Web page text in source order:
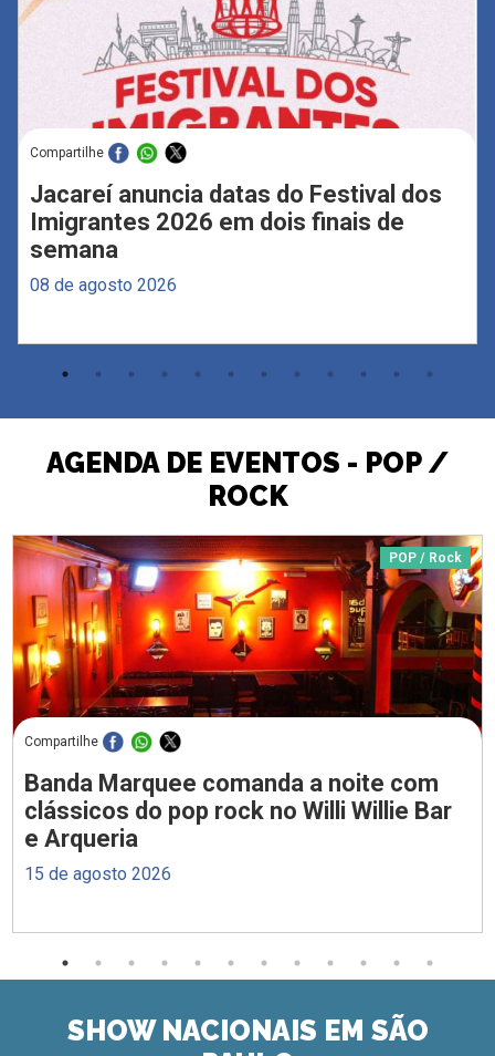
Compartilhe
Jacareí anuncia datas do Festival dos
Imigrantes 2026 em dois finais de
semana
08 de agosto 2026
AGENDA DE EVENTOS - POP /
ROCK
POP / Rock
Compartilhe
Banda Marquee comanda a noite com
clássicos do pop rock no Willi Willie Bar
e Arqueria
15 de agosto 2026
SHOW NACIONAIS EM SÃO